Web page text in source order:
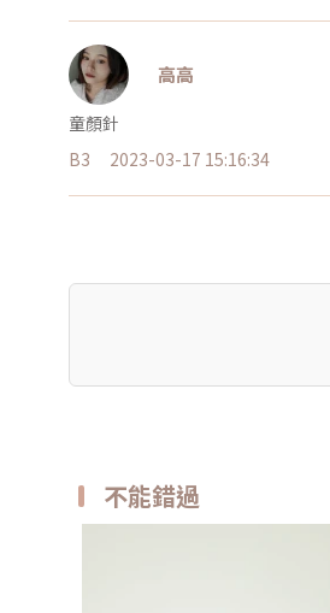
高高
童顏針
B3
2023-03-17 15:16:34
不能錯過